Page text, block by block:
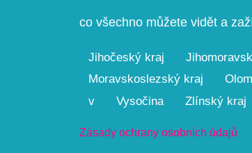
co všechno můžete vidět a
Jihočeský kraj
Moravskoslezský kraj
v
Vysočina Zlínský kraj
Zásady ochrany osobních údajů